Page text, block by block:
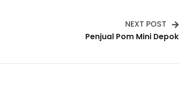
NEXT POST
Penjual Pom Mini Depok